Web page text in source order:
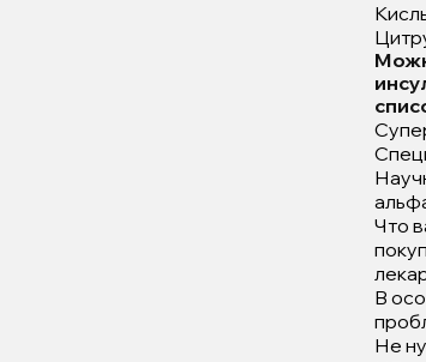
Что
В
Не